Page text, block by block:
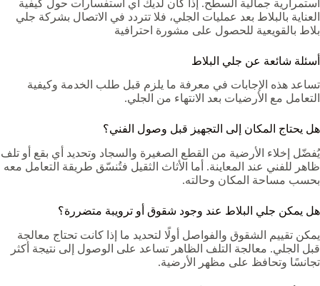
استمرارية جمالية السطح. إذا كان لديك أي استفسارات حول كيفية
العناية بالبلاط بعد عمليات الجلي، فلا تتردد في الاتصال بشركة جلي
بلاط بالقويعية‏ للحصول على مشورة احترافية
أسئلة شائعة عن جلي البلاط
تساعد هذه الإجابات في معرفة ما يلزم قبل طلب الخدمة وكيفية
التعامل مع الأرضيات بعد الانتهاء من الجلي.
هل يحتاج المكان إلى التجهيز قبل وصول الفني؟
يُفضّل إخلاء الأرضية من القطع الصغيرة والسجاد وتحديد أي بقع أو تلف
ظاهر للفني عند المعاينة. أما الأثاث الثقيل فتُنسّق طريقة التعامل معه
بحسب مساحة المكان وحالته.
هل يمكن جلي البلاط عند وجود شقوق أو ترويبة متضررة؟
يمكن تقييم الشقوق والفواصل أولًا لتحديد ما إذا كانت تحتاج معالجة
قبل الجلي. معالجة التلف الظاهر تساعد على الوصول إلى نتيجة أكثر
تجانسًا وتحافظ على مظهر الأرضية.